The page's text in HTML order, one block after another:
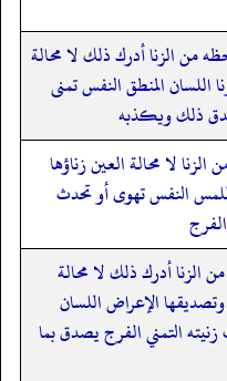
من الزنا أدرك ذلك لا محالة
اللسان المنطق النفس تمنى
ذلك ويكذبه
لا محالة العين زناؤها
النفس تهوى أو تحدث
الزنا أدرك ذلك لا محالة
وتصديقها الإعراض اللسان
زنيته التمني الفرج يصدق بما